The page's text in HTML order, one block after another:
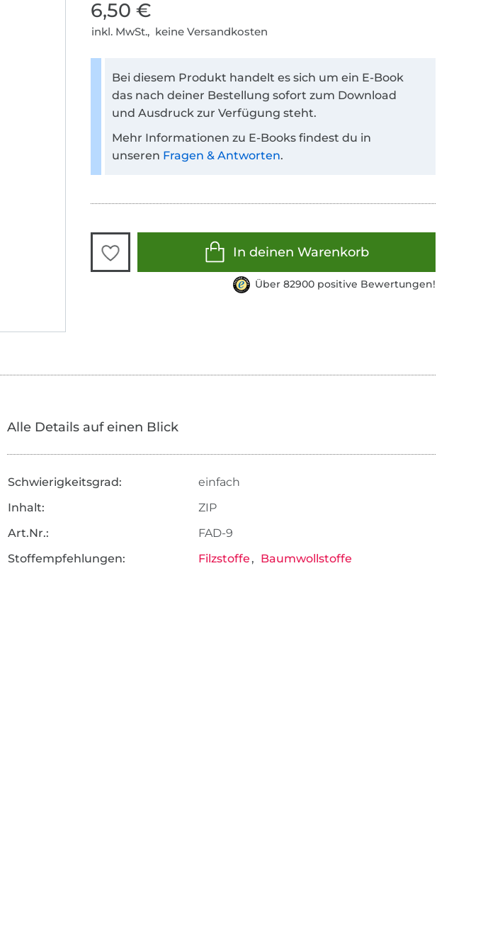
6,50 €
inkl. MwSt., keine Versandkosten
Bei diesem Produkt handelt es sich um ein E-Book
das nach deiner Bestellung sofort zum Download
und Ausdruck zur Verfügung steht.
Mehr Informationen zu E-Books findest du in
unseren Fragen & Antworten.
In deinen Warenkorb
Über 82900 positive Bewertungen!
Alle Details auf einen Blick
Schwierigkeitsgrad:
einfach
Inhalt:
ZIP
Art.Nr.:
FAD-9
Stoffempfehlungen:
Filzstoffe Baumwollstoffe